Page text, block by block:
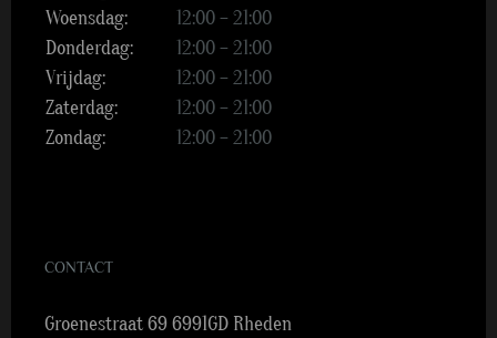
Woensdag:
12:00 – 21:00
Donderdag:
12:00 – 21:00
Vrijdag:
12:00 – 21:00
Zaterdag:
12:00 – 21:00
Zondag:
12:00 – 21:00
CONTACT
Groenestraat 69 6991GD Rheden